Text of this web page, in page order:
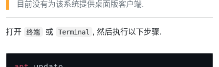
目前没有为该系统提供桌面版客户端.
打开 终端 或 Terminal , 然后执行以下步骤.